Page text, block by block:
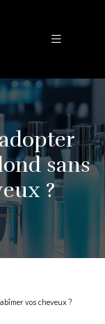
sans
?
vos cheveux ?